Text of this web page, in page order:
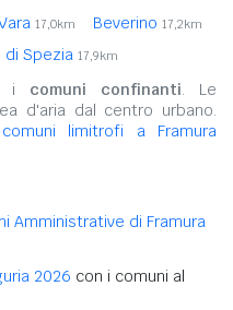
17,0km Beverino 17,2km
di Spezia 17,9km
i comuni confinanti. Le
d'aria dal centro urbano.
comuni limitrofi a Framura
Amministrative di Framura
2026 con i comuni al